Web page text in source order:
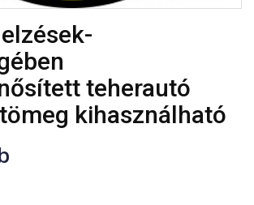
teherautó
kihasználható